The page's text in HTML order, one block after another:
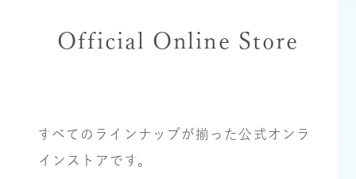
Official Online Store
すべてのラインナップが揃った公式オンラ
インストアです。